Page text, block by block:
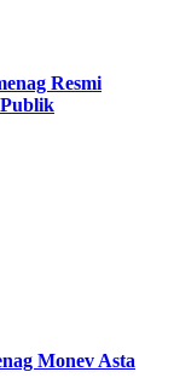
Resmi
Monev Asta